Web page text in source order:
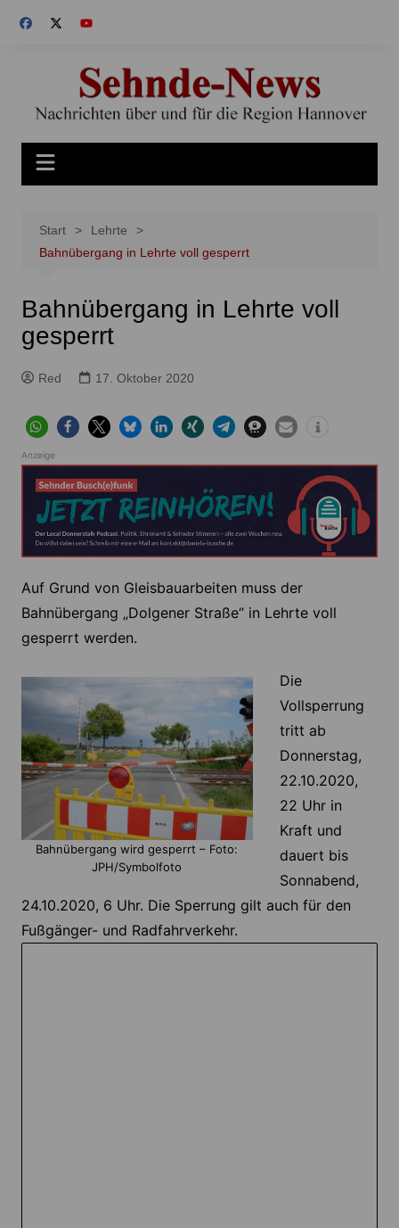
Inhalt
Start
Lehrte
Bahnübergang in Lehrte voll gesperrt
Bahnübergang in Lehrte voll
gesperrt
Red 17. Oktober 2020
Anzeige
Auf Grund von Gleisbauarbeiten muss der
Bahnübergang „Dolgener Straße“ in Lehrte voll
gesperrt werden.
Bahnübergang wird gesperrt – Foto:
JPH/Symbolfoto
Die
Vollsperrung
tritt ab
Donnerstag,
22.10.2020,
22 Uhr in
Kraft und
dauert bis
Sonnabend,
24.10.2020, 6 Uhr. Die Sperrung gilt auch für den
Fußgänger- und Radfahrverkehr.